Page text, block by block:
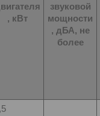
, кВт
звуковой
мощности
, дБА, не
более